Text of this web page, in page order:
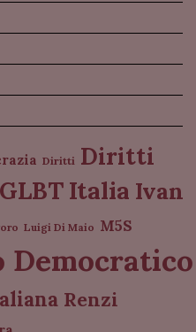
Diritti Diritti
GLBT Italia Ivan
Luigi Di Maio M5S
Democratico
Renzi